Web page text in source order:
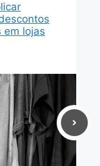
em lojas